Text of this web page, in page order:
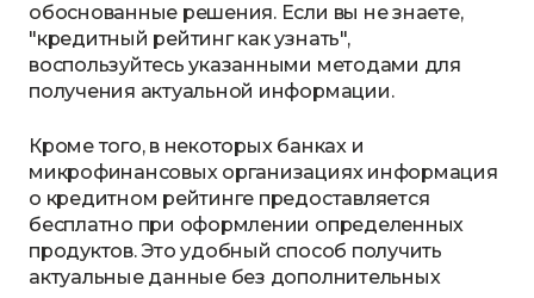
обоснованные решения. Если вы не знаете,
"кредитный рейтинг как узнать",
воспользуйтесь указанными методами для
получения актуальной информации.
Кроме того, в некоторых банках и
микрофинансовых организациях информация
о кредитном рейтинге предоставляется
бесплатно при оформлении определенных
продуктов. Это удобный способ получить
актуальные данные без дополнительных